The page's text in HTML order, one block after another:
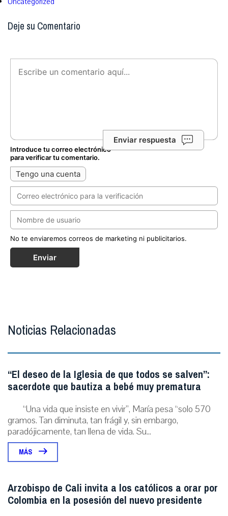
Deje su Comentario
Enviar respuesta
Introduce tu correo electrónico
para verificar tu comentario.
Tengo una cuenta
No te enviaremos correos de marketing ni publicitarios.
Enviar
Noticias Relacionadas
“El deseo de la Iglesia de que todos se salven”:
sacerdote que bautiza a bebé muy prematura
“Una vida que insiste en vivir”, María pesa “solo 570
gramos. Tan diminuta, tan frágil y, sin embargo,
paradójicamente, tan llena de vida. Su...
MÁS
Arzobispo de Cali invita a los católicos a orar por
Colombia en la posesión del nuevo presidente